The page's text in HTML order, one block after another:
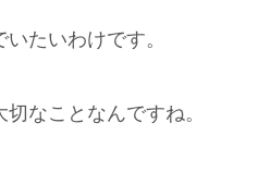
たいわけです。
なことなんですね。